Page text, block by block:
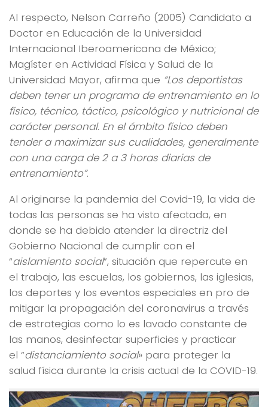
Al respecto, Nelson Carreño (2005) Candidato a
Doctor en Educación de la Universidad
Internacional Iberoamericana de México;
Magíster en Actividad Física y Salud de la
Universidad Mayor, afirma que “Los deportistas
deben tener un programa de entrenamiento en lo
físico, técnico, táctico, psicológico y nutricional de
carácter personal. En el ámbito físico deben
tender a maximizar sus cualidades, generalmente
con una carga de 2 a 3 horas diarias de
entrenamiento”.
Al originarse la pandemia del Covid-19, la vida de
todas las personas se ha visto afectada, en
donde se ha debido atender la directriz del
Gobierno Nacional de cumplir con el
“aislamiento social”, situación que repercute en
el trabajo, las escuelas, los gobiernos, las iglesias,
los deportes y los eventos especiales en pro de
mitigar la propagación del coronavirus a través
de estrategias como lo es lavado constante de
las manos, desinfectar superficies y practicar
el “distanciamiento social» para proteger la
salud física durante la crisis actual de la COVID-19.